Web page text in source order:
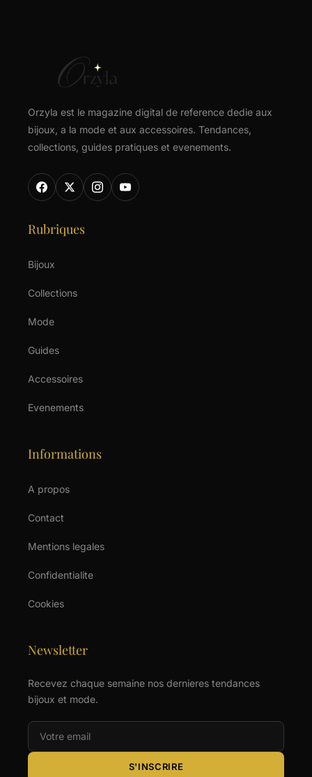
Orzyla est le magazine digital de reference dedie aux
bijoux, a la mode et aux accessoires. Tendances,
collections, guides pratiques et evenements.
Rubriques
Bijoux
Collections
Mode
Guides
Accessoires
Evenements
Informations
A propos
Contact
Mentions legales
Confidentialite
Cookies
Newsletter
Recevez chaque semaine nos dernieres tendances
bijoux et mode.
S'INSCRIRE